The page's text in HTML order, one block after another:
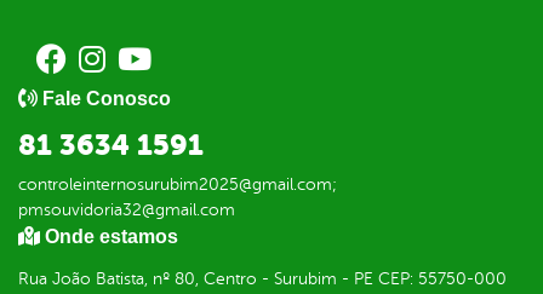
Fale Conosco
81 3634 1591
controleinternosurubim2025@gmail.com;
pmsouvidoria32@gmail.com
Onde estamos
Rua João Batista, nº 80, Centro - Surubim - PE CEP: 55750-000